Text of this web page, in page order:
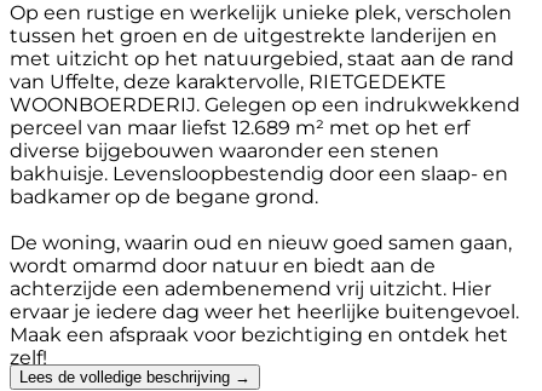
Op een rustige en werkelijk unieke plek, verscholen
tussen het groen en de uitgestrekte landerijen en
met uitzicht op het natuurgebied, staat aan de rand
van Uffelte, deze karaktervolle, RIETGEDEKTE
WOONBOERDERIJ. Gelegen op een indrukwekkend
perceel van maar liefst 12.689 m² met op het erf
diverse bijgebouwen waaronder een stenen
bakhuisje. Levensloopbestendig door een slaap- en
badkamer op de begane grond.
De woning, waarin oud en nieuw goed samen gaan,
wordt omarmd door natuur en biedt aan de
achterzijde een adembenemend vrij uitzicht. Hier
ervaar je iedere dag weer het heerlijke buitengevoel.
Maak een afspraak voor bezichtiging en ontdek het
zelf!
Lees de volledige beschrijving →